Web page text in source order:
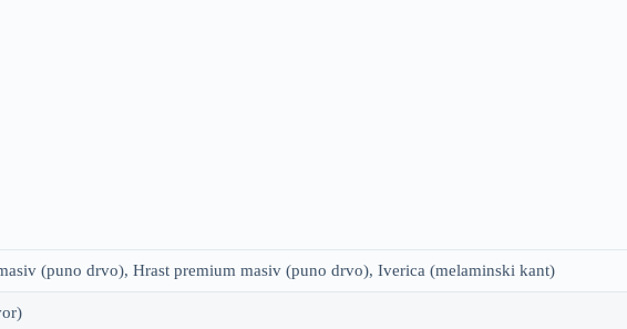
(puno drvo), Hrast premium masiv (puno drvo), Iverica (melaminski kant)